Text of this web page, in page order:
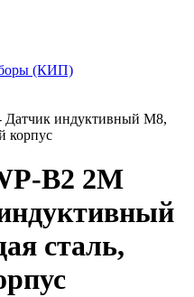
(КИП)
индуктивный M8,
корпус
B2 2M
сталь,